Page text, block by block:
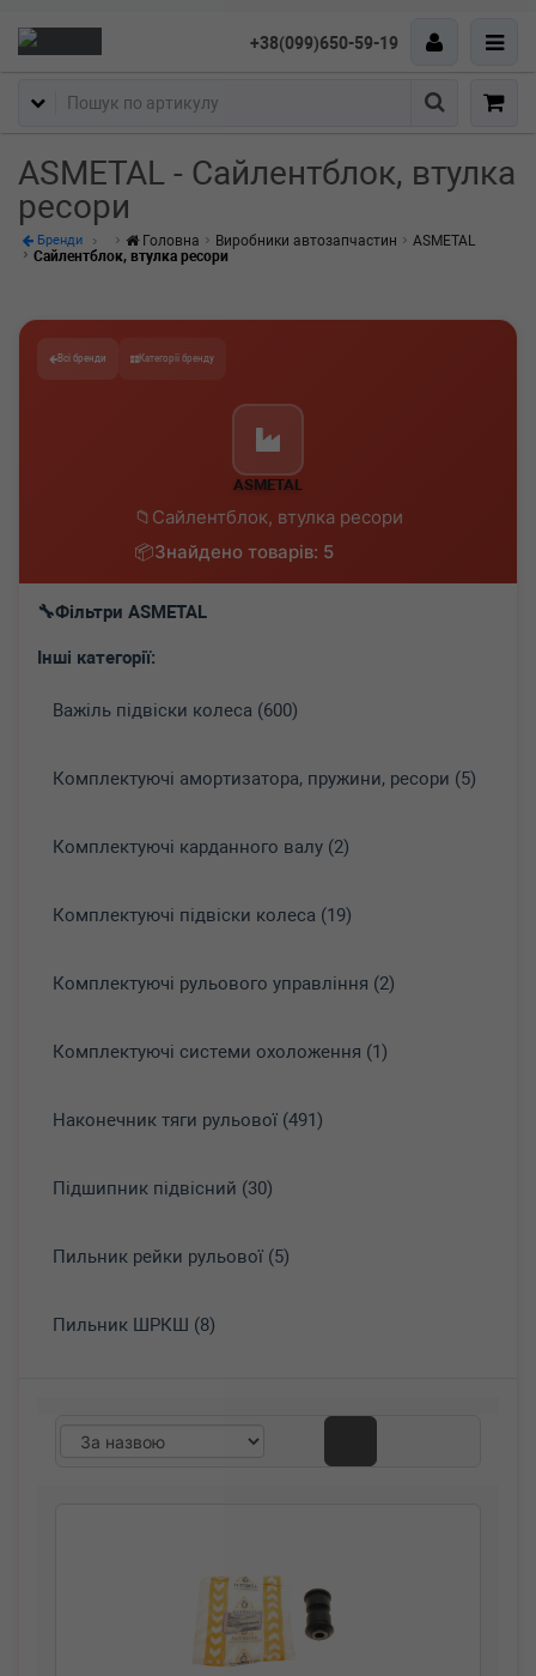
+38(099)650-59-19
Пошук
ASMETAL - Сайлентблок, втулка
ресори
Бренди Головна Виробники автозапчастин
ASMETAL
Сайлентблок, втулка ресори
Всі бренди Категорії бренду
ASMETAL
Сайлентблок, втулка ресори
Знайдено товарів: 5
Фільтри ASMETAL
Інші категорії:
Важіль підвіски колеса (600)
Комплектуючі амортизатора, пружини, ресори (5)
Комплектуючі карданного валу (2)
Комплектуючі підвіски колеса (19)
Комплектуючі рульового управління (2)
Комплектуючі системи охоложення (1)
Наконечник тяги рульової (491)
Підшипник підвісний (30)
Пильник рейки рульової (5)
Пильник ШРКШ (8)